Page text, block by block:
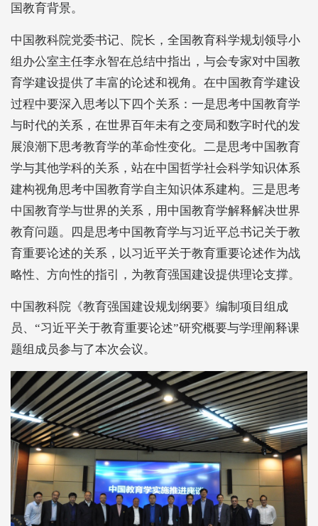
国教育背景。
中国教科院党委书记、院长，全国教育科学规划领导小
组办公室主任李永智在总结中指出，与会专家对中国教
育学建设提供了丰富的论述和视角。在中国教育学建设
过程中要深入思考以下四个关系：一是思考中国教育学
与时代的关系，在世界百年未有之变局和数字时代的发
展浪潮下思考教育学的革命性变化。二是思考中国教育
学与其他学科的关系，站在中国哲学社会科学知识体系
建构视角思考中国教育学自主知识体系建构。三是思考
中国教育学与世界的关系，用中国教育学解释解决世界
教育问题。四是思考中国教育学与习近平总书记关于教
育重要论述的关系，以习近平关于教育重要论述作为战
略性、方向性的指引，为教育强国建设提供理论支撑。
中国教科院《教育强国建设规划纲要》编制项目组成
员、“习近平关于教育重要论述”研究概要与学理阐释课
题组成员参与了本次会议。